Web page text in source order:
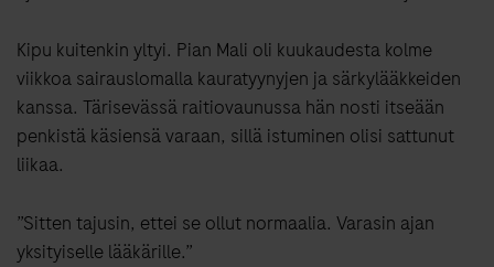
Kipu kuitenkin yltyi. Pian Mali oli kuukaudesta kolme
viikkoa sairauslomalla kauratyynyjen ja särkylääkkeiden
kanssa. Tärisevässä raitiovaunussa hän nosti itseään
penkistä käsiensä varaan, sillä istuminen olisi sattunut
liikaa.
”Sitten tajusin, ettei se ollut normaalia. Varasin ajan
yksityiselle lääkärille.”